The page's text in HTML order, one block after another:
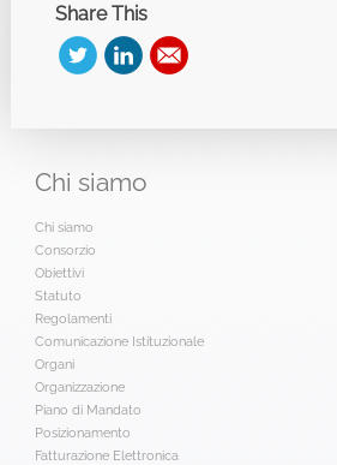
Share This
Chi siamo
Chi siamo
Consorzio
Obiettivi
Statuto
Regolamenti
Comunicazione Istituzionale
Organi
Organizzazione
Piano di Mandato
Posizionamento
Fatturazione Elettronica